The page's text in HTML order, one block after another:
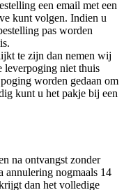
een email met een
kunt volgen. Indien u
pas worden
te zijn dan nemen wij
leverpoging niet thuis
worden gedaan om
kunt u het pakje bij een
na ontvangst zonder
annulering nogmaals 14
dan het volledige